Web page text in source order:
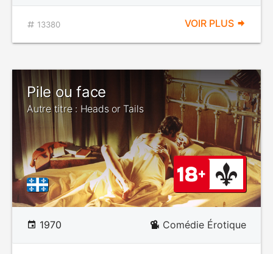
13380 VOIR PLUS
Pile ou face
Autre titre : Heads or Tails
1970 Comédie Érotique